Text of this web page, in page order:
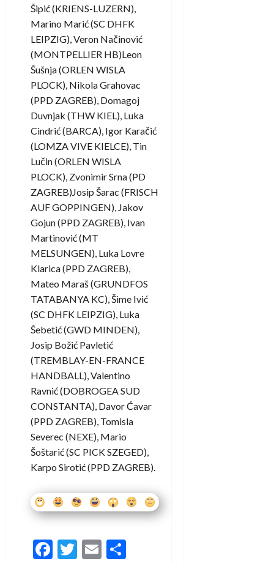
Šipić (KRIENS-LUZERN),
Marino Marić (SC DHFK
LEIPZIG), Veron Načinović
(MONTPELLIER HB)Leon
Šušnja (ORLEN WISLA
PLOCK), Nikola Grahovac
(PPD ZAGREB), Domagoj
Duvnjak (THW KIEL), Luka
Cindrić (BARCA), Igor Karačić
(LOMZA VIVE KIELCE), Tin
Lučin (ORLEN WISLA
PLOCK), Zvonimir Srna (PD
ZAGREB)Josip Šarac (FRISCH
AUF GOPPINGEN), Jakov
Gojun (PPD ZAGREB), Ivan
Martinović (MT
MELSUNGEN), Luka Lovre
Klarica (PPD ZAGREB),
Mateo Maraš (GRUNDFOS
TATABANYA KC), Šime Ivić
(SC DHFK LEIPZIG), Luka
Šebetić (GWD MINDEN),
Josip Božić Pavletić
(TREMBLAY-EN-FRANCE
HANDBALL), Valentino
Ravnić (DOBROGEA SUD
CONSTANTA), Davor Ćavar
(PPD ZAGREB), Tomisla
Severec (NEXE), Mario
Šoštarić (SC PICK SZEGED),
Karpo Sirotić (PPD ZAGREB).
Facebook
Twitter
Email